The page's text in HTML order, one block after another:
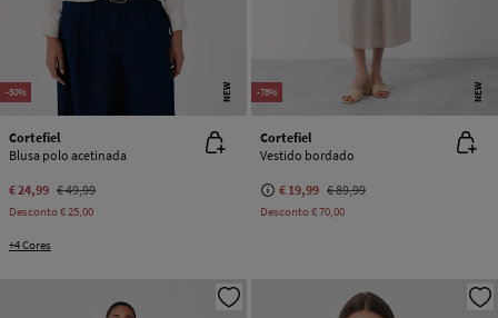
-50% NEW
Cortefiel
Blusa polo acetinada
€ 24,99 € 49,99
Desconto€ 25,00
+4 Cores
-78% NEW
Cortefiel
Vestido bordado
€ 19,99 € 89,99
Desconto€ 70,00